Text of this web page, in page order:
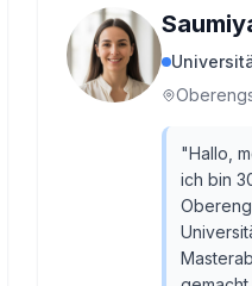
"Hallo,
ich bin